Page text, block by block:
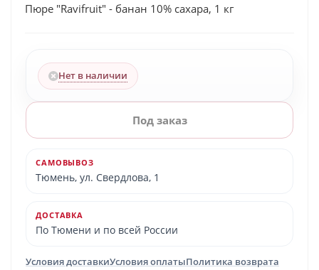
Пюре "Ravifruit" - банан 10% сахара, 1 кг
Нет в наличии
Под заказ
САМОВЫВОЗ
Тюмень, ул. Свердлова, 1
ДОСТАВКА
По Тюмени и по всей России
Условия доставкиУсловия оплатыПолитика возврата